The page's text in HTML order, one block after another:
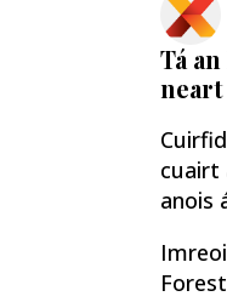
Tá
cuairt
anois